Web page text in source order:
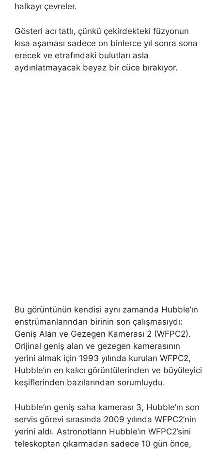
halkayı çevreler.
Gösteri acı tatlı, çünkü çekirdekteki füzyonun
kısa aşaması sadece on binlerce yıl sonra sona
erecek ve etrafındaki bulutları asla
aydınlatmayacak beyaz bir cüce bırakıyor.
Bu görüntünün kendisi aynı zamanda Hubble’ın
enstrümanlarından birinin son çalışmasıydı:
Geniş Alan ve Gezegen Kamerası 2 (WFPC2).
Orijinal geniş alan ve gezegen kamerasının
yerini almak için 1993 yılında kurulan WFPC2,
Hubble’ın en kalıcı görüntülerinden ve büyüleyici
keşiflerinden bazılarından sorumluydu.
Hubble’ın geniş saha kamerası 3, Hubble’ın son
servis görevi sırasında 2009 yılında WFPC2’nin
yerini aldı. Astronotların Hubble’ın WFPC2’sini
teleskoptan çıkarmadan sadece 10 gün önce,